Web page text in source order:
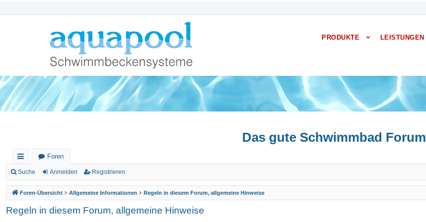
PRODUKTE LEISTUNGEN
Das gute Schwimmbad Forum
ch
ne
llz
ug
Foren
Suche Anmelden Registrieren
Foren-Übersicht Allgemeine Informationen Regeln in diesem Forum, allgemeine Hinweise
Regeln in diesem Forum, allgemeine Hinweise